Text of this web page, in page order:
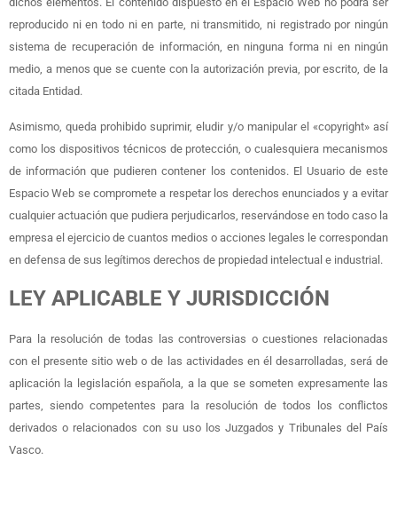
reproducido ni en todo ni en parte, ni transmitido, ni registrado por ningún
sistema de recuperación de información, en ninguna forma ni en ningún
medio, a menos que se cuente con la autorización previa, por escrito, de la
citada Entidad.
Asimismo, queda prohibido suprimir, eludir y/o manipular el «copyright» así
como los dispositivos técnicos de protección, o cualesquiera mecanismos
de información que pudieren contener los contenidos. El Usuario de este
Espacio Web se compromete a respetar los derechos enunciados y a evitar
cualquier actuación que pudiera perjudicarlos, reservándose en todo caso la
empresa el ejercicio de cuantos medios o acciones legales le correspondan
en defensa de sus legítimos derechos de propiedad intelectual e industrial.
LEY APLICABLE Y JURISDICCIÓN
Para la resolución de todas las controversias o cuestiones relacionadas
con el presente sitio web o de las actividades en él desarrolladas, será de
aplicación la legislación española, a la que se someten expresamente las
partes, siendo competentes para la resolución de todos los conflictos
derivados o relacionados con su uso los Juzgados y Tribunales del País
Vasco.